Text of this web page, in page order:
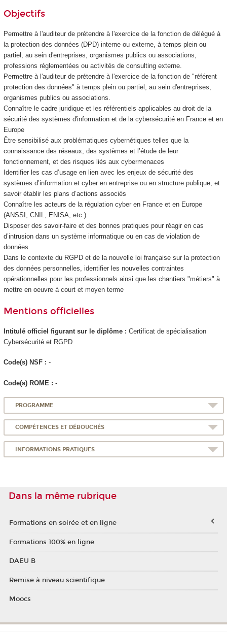
Objectifs
Permettre à l'auditeur de prétendre à l'exercice de la fonction de délégué à
la protection des données (DPD) interne ou externe, à temps plein ou
partiel, au sein d'entreprises, organismes publics ou associations,
professions réglementées ou activités de consulting externe.
Permettre à l'auditeur de prétendre à l'exercice de la fonction de "référent
protection des données" à temps plein ou partiel, au sein d'entreprises,
organismes publics ou associations.
Connaître le cadre juridique et les référentiels applicables au droit de la
sécurité des systèmes d'information et de la cybersécurité en France et en
Europe
Être sensibilisé aux problématiques cybernétiques telles que la
connaissance des réseaux, des systèmes et l’étude de leur
fonctionnement, et des risques liés aux cybermenaces
Identifier les cas d’usage en lien avec les enjeux de sécurité des
systèmes d’information et cyber en entreprise ou en structure publique, et
savoir établir les plans d’actions associés
Connaître les acteurs de la régulation cyber en France et en Europe
(ANSSI, CNIL, ENISA, etc.)
Disposer des savoir-faire et des bonnes pratiques pour réagir en cas
d’intrusion dans un système informatique ou en cas de violation de
données
Dans le contexte du RGPD et de la nouvelle loi française sur la protection
des données personnelles, identifier les nouvelles contraintes
opérationnelles pour les professionnels ainsi que les chantiers "métiers" à
mettre en oeuvre à court et moyen terme
Mentions officielles
Intitulé officiel figurant sur le diplôme : Certificat de spécialisation
Cybersécurité et RGPD
Code(s) NSF : -
Code(s) ROME : -
PROGRAMME
COMPÉTENCES ET DÉBOUCHÉS
INFORMATIONS PRATIQUES
Dans la même rubrique
Formations en soirée et en ligne
Formations 100% en ligne
DAEU B
Remise à niveau scientifique
Moocs